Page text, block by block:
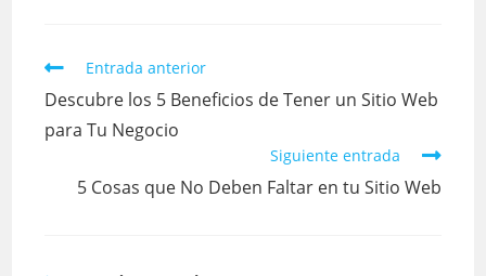
Entrada anterior
Descubre los 5 Beneficios de Tener un Sitio Web
para Tu Negocio
Siguiente entrada
5 Cosas que No Deben Faltar en tu Sitio Web